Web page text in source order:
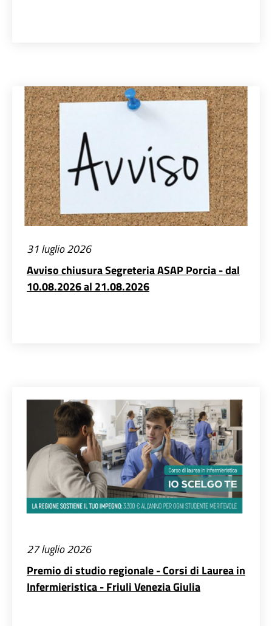
31 luglio 2026
Avviso chiusura Segreteria ASAP Porcia - dal
10.08.2026 al 21.08.2026
27 luglio 2026
Premio di studio regionale - Corsi di Laurea in
Infermieristica - Friuli Venezia Giulia